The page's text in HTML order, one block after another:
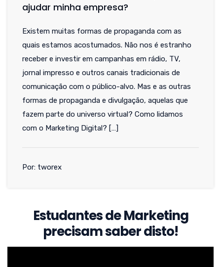
ajudar minha empresa?
Existem muitas formas de propaganda com as
quais estamos acostumados. Não nos é estranho
receber e investir em campanhas em rádio, TV,
jornal impresso e outros canais tradicionais de
comunicação com o público-alvo. Mas e as outras
formas de propaganda e divulgação, aquelas que
fazem parte do universo virtual? Como lidamos
com o Marketing Digital? […]
Por: tworex
Estudantes de Marketing
precisam saber disto!